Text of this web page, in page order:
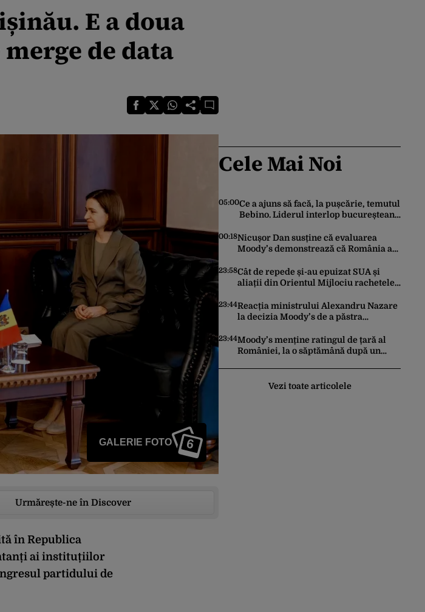
E a doua
de data
GALERIE FOTO 6
Urmărește-ne în Discover
în Republica
ai instituțiilor
partidului de
Cele Mai Noi
05:00Ce a ajuns să facă, la pușcărie, temutul
Bebino. Liderul interlop bucureștean,
00:18Nicușor Dan susține că evaluarea
Moody’s demonstrează că România a
încrederea investitorilor: „Totuși,
perspectiva rămâne rezervată”
23:58Cât de repede și-au epuizat SUA și
aliații din Orientul Mijlociu rachetele
23:44Reacția ministrului Alexandru Nazare
la decizia Moody’s de a păstra
„Este un răgaz, dar în niciun caz un
motiv de relaxare”
23:44Moody’s menține ratingul de țară al
României, la o săptămână după un
principala vulnerabilitate din raport
Vezi toate articolele